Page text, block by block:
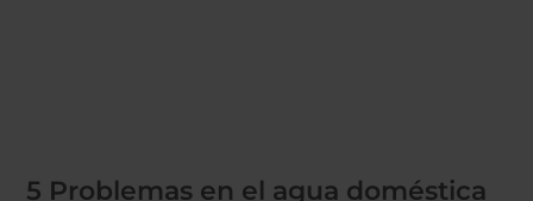
5 Problemas en el agua doméstica